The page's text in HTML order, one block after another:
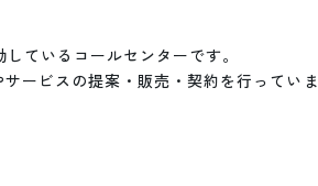
ているコールセンターです。
ービスの提案・販売・契約を行っていま